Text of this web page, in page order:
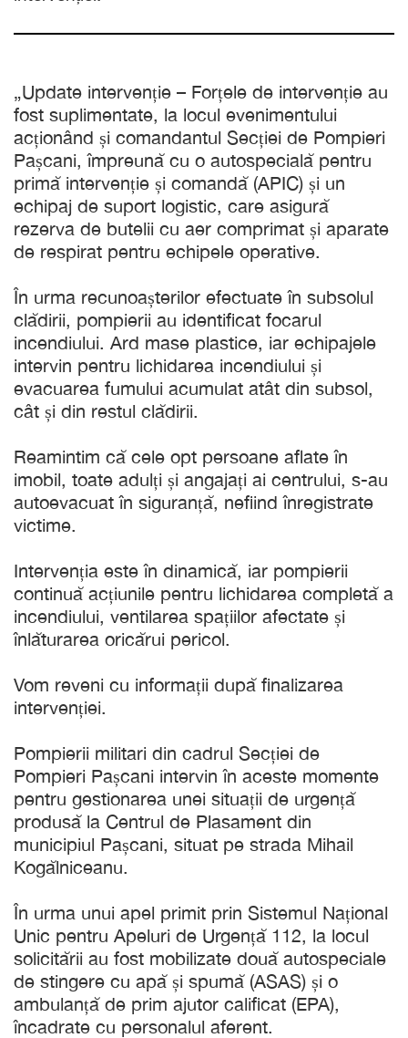
„Update intervenție – Forțele de intervenție au
fost suplimentate, la locul evenimentului
acționând și comandantul Secției de Pompieri
Pașcani, împreună cu o autospecială pentru
primă intervenție și comandă (APIC) și un
echipaj de suport logistic, care asigură
rezerva de butelii cu aer comprimat și aparate
de respirat pentru echipele operative.
În urma recunoașterilor efectuate în subsolul
clădirii, pompierii au identificat focarul
incendiului. Ard mase plastice, iar echipajele
intervin pentru lichidarea incendiului și
evacuarea fumului acumulat atât din subsol,
cât și din restul clădirii.
Reamintim că cele opt persoane aflate în
imobil, toate adulți și angajați ai centrului, s-au
autoevacuat în siguranță, nefiind înregistrate
victime.
Intervenția este în dinamică, iar pompierii
continuă acțiunile pentru lichidarea completă a
incendiului, ventilarea spațiilor afectate și
înlăturarea oricărui pericol.
Vom reveni cu informații după finalizarea
intervenției.
Pompierii militari din cadrul Secției de
Pompieri Pașcani intervin în aceste momente
pentru gestionarea unei situații de urgență
produsă la Centrul de Plasament din
municipiul Pașcani, situat pe strada Mihail
Kogălniceanu.
În urma unui apel primit prin Sistemul Național
Unic pentru Apeluri de Urgență 112, la locul
solicitării au fost mobilizate două autospeciale
de stingere cu apă și spumă (ASAS) și o
ambulanță de prim ajutor calificat (EPA),
încadrate cu personalul aferent.